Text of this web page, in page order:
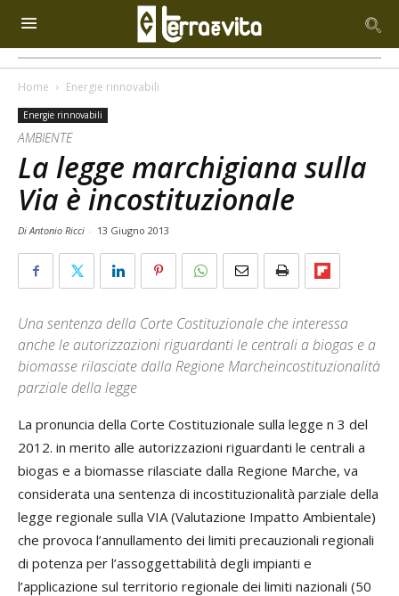
Home Energie rinnovabili
Energie rinnovabili
AMBIENTE
La legge marchigiana sulla
Via è incostituzionale
Di Antonio Ricci - 13 Giugno 2013
Una sentenza della Corte Costituzionale che interessa
anche le autorizzazioni riguardanti le centrali a biogas e a
biomasse rilasciate dalla Regione Marcheincostituzionalità
parziale della legge
La pronuncia della Corte Costituzionale sulla legge n 3 del
2012. in merito alle autorizzazioni riguardanti le centrali a
biogas e a biomasse rilasciate dalla Regione Marche, va
considerata una sentenza di incostituzionalità parziale della
legge regionale sulla VIA (Valutazione Impatto Ambientale)
che provoca l’annullamento dei limiti precauzionali regionali
di potenza per l’assoggettabilità degli impianti e
l’applicazione sul territorio regionale dei limiti nazionali (50